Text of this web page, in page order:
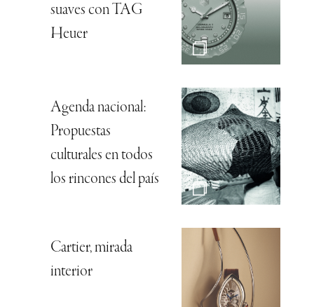
suaves con TAG
Heuer
Agenda nacional:
Propuestas
culturales en todos
los rincones del país
Cartier, mirada
interior